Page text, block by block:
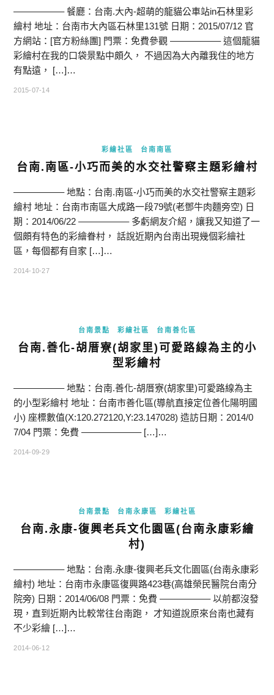
—————– 餐廳：台南.大內-超萌的龍貓公車站in石林里彩
繪村 地址：台南市大內區石林里131號 日期：2015/07/12 官
方網站：[官方粉絲團] 門票：免費參觀 —————– 這個龍貓
彩繪村在我的口袋景點中頗久， 不過因為大內離我住的地方
有點遠， […]…
2015-07-14
彩繪社區 台南南區
台南.南區-小巧而美的水交社警察主題彩繪村
—————– 地點：台南.南區-小巧而美的水交社警察主題彩
繪村 地址：台南市南區大成路一段79號(老鄧牛肉麵旁空) 日
期：2014/06/22 —————– 多虧網友介紹，讓我又知道了一
個頗有特色的彩繪眷村， 話說近期內台南出現幾個彩繪社
區，每個都有自家 […]…
2014-10-27
台南景點 彩繪社區 台南善化區
台南.善化-胡厝寮(胡家里)可愛路線為主的小
型彩繪村
—————– 地點：台南.善化-胡厝寮(胡家里)可愛路線為主
的小型彩繪村 地址：台南市善化區(導航直接定位善化陽明國
小) 座標數值(X:120.272120,Y:23.147028) 造訪日期：2014/0
7/04 門票：免費 ——————– […]…
2014-09-29
台南景點 台南永康區 彩繪社區
台南.永康-復興老兵文化園區(台南永康彩繪
村)
—————– 地點：台南.永康-復興老兵文化園區(台南永康彩
繪村) 地址：台南市永康區復興路423巷(高雄榮民醫院台南分
院旁) 日期：2014/06/08 門票：免費 —————– 以前都沒發
現，直到近期內比較常往台南跑， 才知道說原來台南也藏有
不少彩繪 […]…
2014-06-12